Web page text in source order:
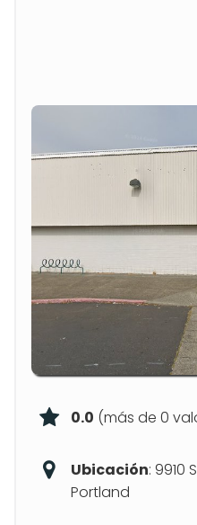
0.0 (más de 0
Ubicación: 9910
Portland